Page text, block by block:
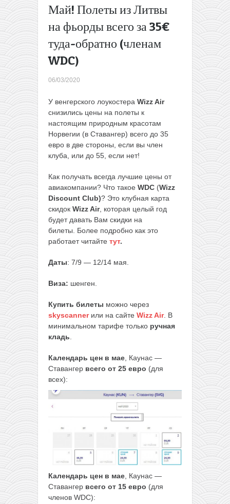
Май! Полеты из Литвы
на фьорды всего за 35€
туда-обратно (членам
WDC)
06/03/2020
У венгерского лоукостера Wizz Air
снизились цены на полеты к
настоящим природным красотам
Норвегии (в Ставангер) всего до 35
евро в две стороны, если вы член
клуба, или до 55, если нет!
Как получать всегда лучшие цены от
авиакомпании? Что такое WDC (Wizz
Discount Club)? Это клубная карта
скидок Wizz Air, которая целый год
будет давать Вам скидки на
билеты. Более подробно как это
работает читайте тут.
Даты: 7/9 — 12/14 мая.
Виза: шенген.
Купить билеты можно через
skyscanner или на сайте Wizz Air. В
минимальном тарифе только ручная
кладь
Календарь цен в мае , Каунас —
Ставангер всего от 25 евро (для
всех):
Календарь цен в мае , Каунас —
Ставангер всего от 15 евро (для
членов WDC):
Мини-тур по
Гданьск и
Калининград